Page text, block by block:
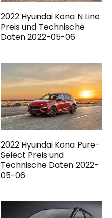
2022 Hyundai Kona N Line
Preis und Technische
Daten 2022-05-06
2022 Hyundai Kona Pure-
Select Preis und
Technische Daten 2022-
05-06